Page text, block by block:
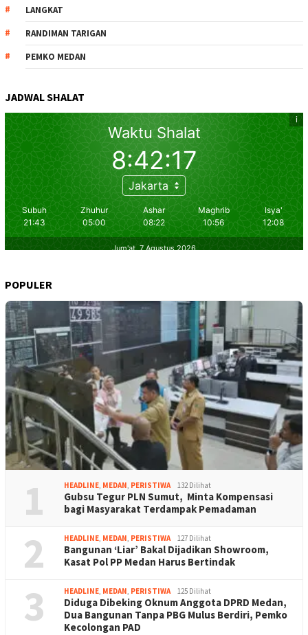
LANGKAT
RANDIMAN TARIGAN
PEMKO MEDAN
JADWAL SHALAT
POPULER
1 HEADLINE, MEDAN, PERISTIWA 132 Dilihat
Gubsu Tegur PLN Sumut, Minta Kompensasi
bagi Masyarakat Terdampak Pemadaman
2 HEADLINE, MEDAN, PERISTIWA 127 Dilihat
Bangunan ‘Liar’ Bakal Dijadikan Showroom,
Kasat Pol PP Medan Harus Bertindak
3 HEADLINE, MEDAN, PERISTIWA 125 Dilihat
Diduga Dibeking Oknum Anggota DPRD Medan,
Dua Bangunan Tanpa PBG Mulus Berdiri, Pemko
Kecolongan PAD